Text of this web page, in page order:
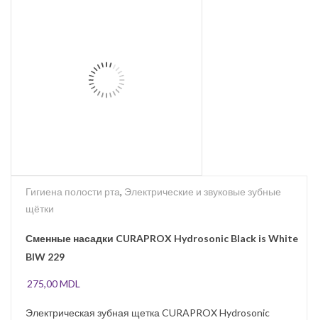
Гигиена полости рта, Электрические и звуковые зубные
щётки
Сменные насадки CURAPROX Hydrosonic Black is White
BIW 229
275,00MDL
Электрическая зубная щетка CURAPROX Hydrosonic